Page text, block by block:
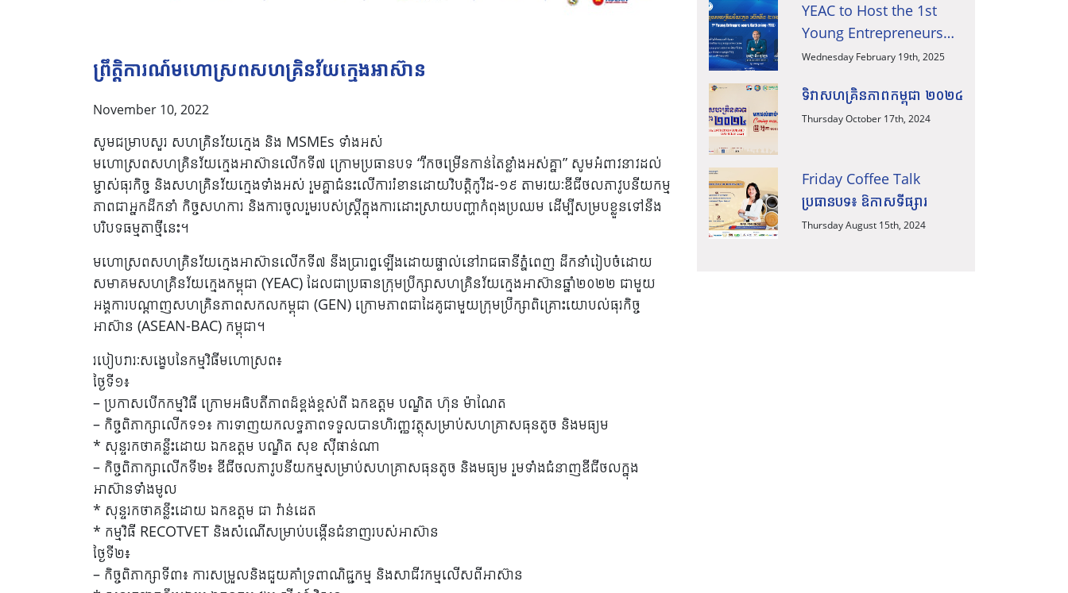
ព្រឹត្តិការណ៍មហោស្រពសហគ្រិនវ័យក្មេងអាស៊ាន
November 10, 2022
សូមជម្រាបសួរ សហគ្រិនវ័យក្មេង និង MSMEs ទាំងអស់
មហោស្រពសហគ្រិនវ័យក្មេងអាស៊ានលើកទី៧ ក្រោមប្រធានបទ “រីកចម្រើនកាន់តែខ្លាំងអស់គ្នា” សូមអំពាវនាវដល់
ម្ចាស់ធុរកិច្ច និងសហគ្រិនវ័យក្មេងទាំងអស់ រួមគ្នាជំនះលើការរំខានដោយវិបត្តិកូវីដ-១៩ តាមរយៈឌីជីថលភាវូបនីយកម្ម
ភាពជាអ្នកដឹកនាំ កិច្ចសហការ និងការចូលរួមរបស់ស្ត្រីក្នុងការដោះស្រាយបញ្ហាកំពុងប្រឈម ដើម្បីសម្របខ្លួនទៅនឹង
បរិបទធម្មតាថ្មីនេះ។
មហោស្រពសហគ្រិនវ័យក្មេងអាស៊ានលើកទី៧ នឹងប្រារព្ធឡើងដោយផ្ទាល់នៅរាជធានីភ្នំពេញ ដឹកនាំរៀបចំដោយ
សមាគមសហគ្រិនវ័យក្មេងកម្ពុជា (YEAC) ដែលជាប្រធានក្រុមប្រឹក្សាសហគ្រិនវ័យក្មេងអាស៊ានឆ្នាំ២០២២ ជាមួយ
អង្គការបណ្តាញសហគ្រិនភាពសកលកម្ពុជា (GEN) ក្រោមភាពជាដៃគូជាមួយក្រុមប្រឹក្សាពិគ្រោះយោបល់ធុរកិច្ច
អាស៊ាន (ASEAN-BAC) កម្ពុជា។
របៀបវារៈសង្ខេបនៃកម្មវិធីមហោស្រព៖
ថ្ងៃទី១៖
– ប្រកាសបើកកម្មវិធី ក្រោមអធិបតីភាពដ៏ខ្ពង់ខ្ពស់ពី ឯកឧត្តម បណ្ឌិត ហ៊ុន ម៉ាណែត
– កិច្ចពិភាក្សាលើកទ១៖ ការទាញយកលទ្ធភាពទទួលបានហិរញ្ញវត្ថុសម្រាប់សហគ្រាសធុនតូច និងមធ្យម
* សុន្ទរកថាគន្លឹះដោយ ឯកឧត្តម បណ្ឌិត សុខ ស៊ីផាន់ណា
– កិច្ចពិភាក្សាលើកទី២៖ ឌីជីថលភាវូបនីយកម្មសម្រាប់សហគ្រាសធុនតូច និងមធ្យម រួមទាំងជំនាញឌីជីថលក្នុង
អាស៊ានទាំងមូល
* សុន្ទរកថាគន្លឹះដោយ ឯកឧត្តម ជា វ៉ាន់ដេត
* កម្មវិធី RECOTVET និងសំណើសម្រាប់បង្កើនជំនាញរបស់អាស៊ាន
ថ្ងៃទី២៖
– កិច្ចពិភាក្សាទី៣៖ ការសម្រួលនិងជួយគាំទ្រពាណិជ្ជកម្ម និងសាជីវកម្មលើសពីអាស៊ាន
YEAC to Host the 1st
Young Entrepreneurs
Gathering 2025
Wednesday February 19th, 2025
ទិវាសហគ្រិនភាពកម្ពុជា ២០២៤
Thursday October 17th, 2024
Friday Coffee Talk
ប្រធានបទ៖ ឱកាសទីផ្សារ
Thursday August 15th, 2024